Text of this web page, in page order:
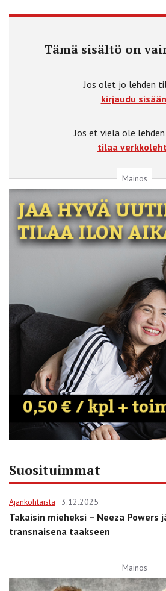
Tämä sisältö on
Jos olet jo lehden
kirjaudu
Jos et vielä ole
tilaa
Mainos
Suosituimmat
Ajankohtaista 3.12.2025
Takaisin mieheksi – Neeza Powers
transnaisena taakseen
Mainos